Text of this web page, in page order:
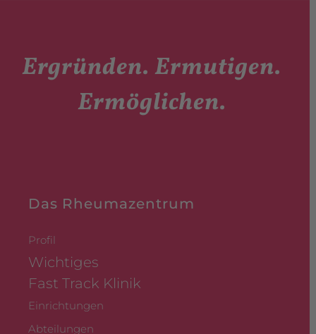
Ergründen. Ermutigen.
Ermöglichen.
Das Rheumazentrum
Profil
Wichtiges
Fast Track Klinik
Einrichtungen
Abteilungen